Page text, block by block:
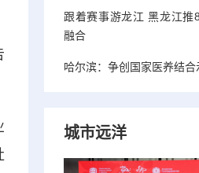
跟着赛事游龙江 黑龙江推
融合
哈尔滨：争创国家医养结合
城市远洋